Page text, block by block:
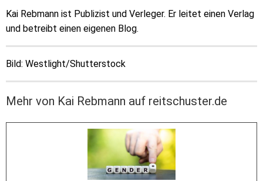
Kai Rebmann ist Publizist und Verleger. Er leitet einen Verlag
und betreibt einen eigenen Blog.
Bild: Westlight/Shutterstock
Mehr von Kai Rebmann auf reitschuster.de